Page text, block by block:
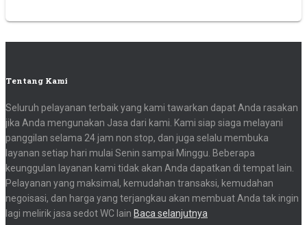
Tentang Kami
Seluruh pelayanan terbaik yang kami tawarkan dapat Anda rasakan
jika Anda mengunakan Jasa dari kami. Kami siap siaga melayani
panggilan selama 24 jam non stop, dan juga selalu membuka
layanan setiap hari mulai Senin sampai Minggu. Beberapa
keunggulan layanan kami tidak akan Anda dapatkan di tempat lain.
Pelayanan yang maksimal, kemudahan transaksi, kemudahan
negoisasi, dan harga yang terjangkau akan membuat Anda tak ingin
lagi melirik jasa sedot WC lain Baca selanjutnya